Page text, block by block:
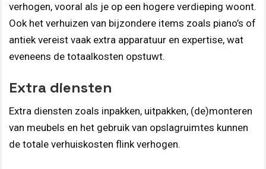
verhogen, vooral als je op een hogere verdieping woont.
Ook het verhuizen van bijzondere items zoals piano’s of
antiek vereist vaak extra apparatuur en expertise, wat
eveneens de totaalkosten opstuwt.
Extra diensten
Extra diensten zoals inpakken, uitpakken, (de)monteren
van meubels en het gebruik van opslagruimtes kunnen
de totale verhuiskosten flink verhogen.